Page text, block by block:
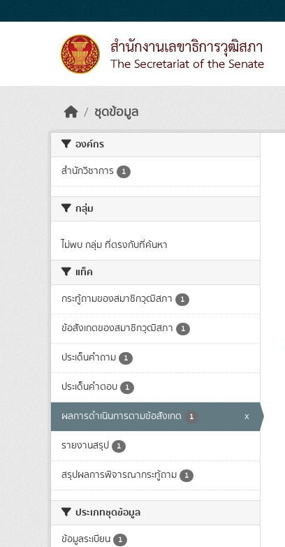
ชุดข้อมูล
องค์กร
สำนักวิชาการ 1
กลุ่ม
ไม่พบ กลุ่ม ที่ตรงกับที่ค้นหา
แท็ค
กระทู้ถามของสมาชิกวุฒิสภา 1
ข้อสังเกตของสมาชิกวุฒิสภา 1
ประเด็นคำถาม 1
ประเด็็นคำตอบ 1
ผลการดำเนินการตามข้อสังเกต 1 x
รายงานสรุป 1
สรุปผลการพิจารณากระทู้ถาม 1
ประเภทชุดข้อมูล
ข้อมูลระเบียน 1